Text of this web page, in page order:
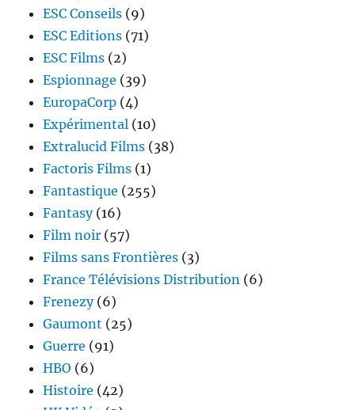
ESC Conseils (9)
ESC Editions (71)
ESC Films (2)
Espionnage (39)
EuropaCorp (4)
Expérimental (10)
Extralucid Films (38)
Factoris Films (1)
Fantastique (255)
Fantasy(16)
Film noir (57)
Films sans Frontières (3)
France Télévisions Distribution (6)
Frenezy(6)
Gaumont (25)
Guerre (91)
HBO (6)
Histoire (42)